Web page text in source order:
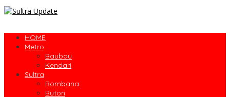
HOME
Metro
Baubau
Kendari
Sultra
Bombana
Buton